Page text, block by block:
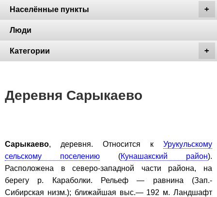
Населённые пункты
Люди
Категории
Деревня Сарыкаево
Сарыкаево, деревня. Относится к Урукульскому
сельскому поселению (Кунашакский район).
Расположена в северо-западной части района, на
берегу р. Караболки. Рельеф — равнина (Зап.-
Сибирская низм.); ближайшая выс.— 192 м. Ландшафт